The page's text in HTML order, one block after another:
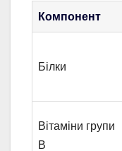
Компонент
Білки
Вітаміни групи
B